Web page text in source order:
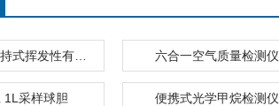
六合一空气质量检测仪
1L采样球胆 便携式光学甲烷检测仪